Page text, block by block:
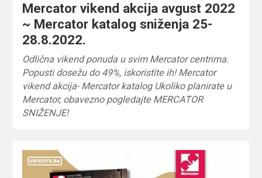
Mercator vikend akcija avgust 2022
~ Mercator katalog sniženja 25-
28.8.2022.
Odlična vikend ponuda u svim Mercator centrima.
Popusti dosežu do 49%, iskoristite ih! Mercator
vikend akcija- Mercator katalog Ukoliko planirate u
Mercator, obavezno pogledajte MERCATOR
SNIŽENJE!